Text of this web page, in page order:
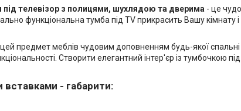
під телевізор з полицями, шухлядою та дверима - це
функціональна тумба під TV прикрасить Вашу
цей предмет меблів чудовим доповненням будь-якої спальні
Створити елегантний інтер'єр із тумбочкою
вставками - габарити: